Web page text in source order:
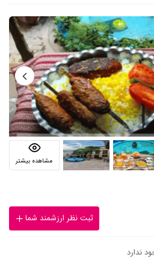
مشاهده بیشتر
ثبت نظر ارزشمند شما
ندارد